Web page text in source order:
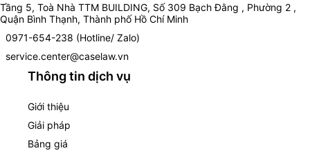
Tầng 5, Toà Nhà TTM BUILDING, Số 309 Bạch Đằng , Phường 2 ,
Quận Bình Thạnh, Thành phố Hồ Chí Minh
0971-654-238 (Hotline/ Zalo)
service.center@caselaw.vn
Thông tin dịch vụ
Giới thiệu
Giải pháp
Bảng giá